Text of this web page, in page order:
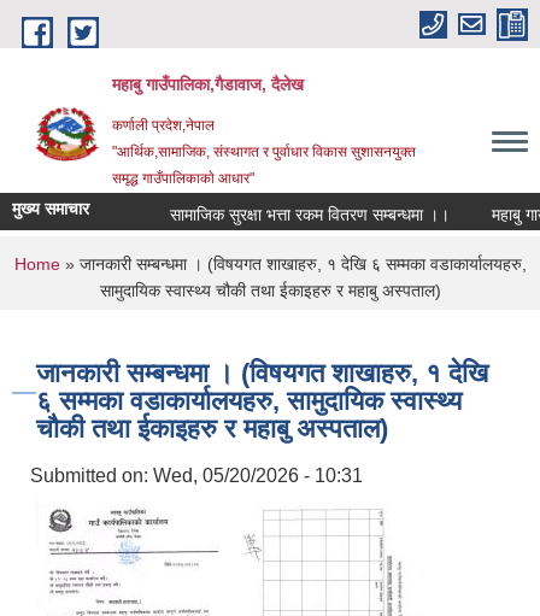
Skip to main content
महाबु गाउँपालिका,गैडावाज, दैलेख
कर्णाली प्रदेश,नेपाल
"आर्थिक,सामाजिक, संस्थागत र पुर्वाधार विकास सुशासनयुक्त
समृद्ध गाउँपालिकाकाे आधार"
मुख्य समाचार सामाजिक सुरक्षा भत्ता रकम वितरण सम्बन्धमा ।।
You are here
Home» जानकारी सम्बन्धमा । (विषयगत शाखाहरु, १ देखि ६ सम्मका वडाकार्यालयहरु,
सामुदायिक स्वास्थ्य चौकी तथा ईकाइहरु र महाबु अस्पताल)
जानकारी सम्बन्धमा । (विषयगत शाखाहरु, १ देखि
६ सम्मका वडाकार्यालयहरु, सामुदायिक स्वास्थ्य
चौकी तथा ईकाइहरु र महाबु अस्पताल)
Submitted on: Wed, 05/20/2026 - 10:31